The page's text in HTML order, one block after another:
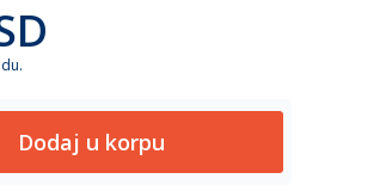
Dodaj u korpu